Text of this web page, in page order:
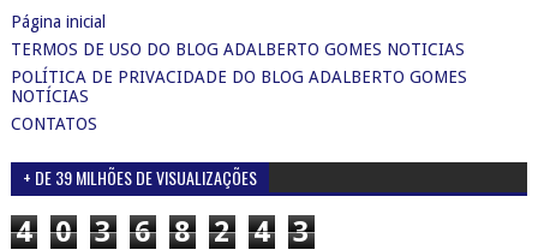
Página inicial
TERMOS DE USO DO BLOG ADALBERTO GOMES NOTICIAS
POLÍTICA DE PRIVACIDADE DO BLOG ADALBERTO GOMES
NOTÍCIAS
CONTATOS
+ DE 39 MILHÕES DE VISUALIZAÇÕES
4 0 3 6 8 2 4 3